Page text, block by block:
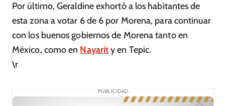
Por último, Geraldine exhortó a los habitantes de
esta zona a votar 6 de 6 por Morena, para continuar
con los buenos gobiernos de Morena tanto en
México, como en Nayarity en Tepic.
\r
PUBLICIDAD